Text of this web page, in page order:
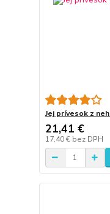
Jej prívesok z
21,41 €
17,40 € bez DPH